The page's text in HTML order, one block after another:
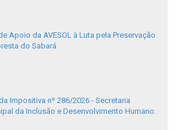
Apoio da AVESOL à Luta pela Preservação
do Sabará
Impositiva nº 286/2026 - Secretaria
da Inclusão e Desenvolvimento Humano.